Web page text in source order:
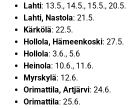
Lahti: 13.5., 14.5., 15.5., 20.5.
Lahti, Nastola: 21.5.
Kärkölä: 22.5.
Hollola, Hämeenkoski: 27.5.
Hollola: 3.6., 5.6
Heinola: 10.6., 11.6.
Myrskylä: 12.6.
Orimattila, Artjärvi: 24.6.
Orimattila: 25.6.